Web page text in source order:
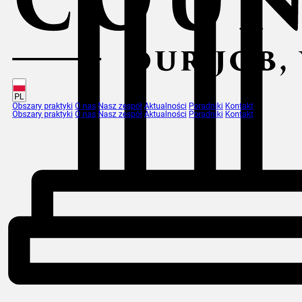
PL
Obszary praktyki O nas Nasz zespół Aktualności Poradniki Kontakt
Obszary praktyki O nas Nasz zespół Aktualności Poradniki Kontakt